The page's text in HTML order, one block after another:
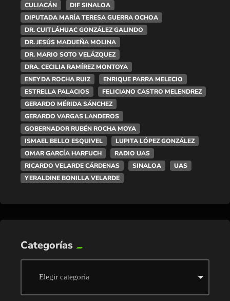
CULIACÁN
DIF SINALOA
DIPUTADA MARÍA TERESA GUERRA OCHOA
DR. CUITLÁHUAC GONZÁLEZ GALINDO
DR. JESÚS MADUEÑA MOLINA
DR. MARIO SOTO VELÁZQUEZ
DRA. CECILIA RAMÍREZ MONTOYA
ENEYDA ROCHA RUIZ
ENRIQUE PARRA MELECIO
ESTRELLA PALACIOS
FELICIANO CASTRO MELENDREZ
GERARDO MÉRIDA SÁNCHEZ
GERARDO VARGAS LANDEROS
GOBERNADOR RUBÉN ROCHA MOYA
ISMAEL BELLO ESQUIVEL
LUPITA LÓPEZ GONZÁLEZ
OMAR GARCÍA HARFUCH
RADIO UAS
RICARDO VELARDE CÁRDENAS
SINALOA
UAS
YERALDINE BONILLA VELARDE
Categorías